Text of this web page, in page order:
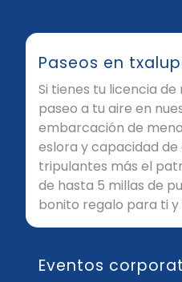
Paseos en
Si tienes tu licencia de
paseo a tu aire en
embarcación de
eslora y capacidad
tripulantes más el
de hasta 5 millas de
bonito regalo para ti y
Eventos